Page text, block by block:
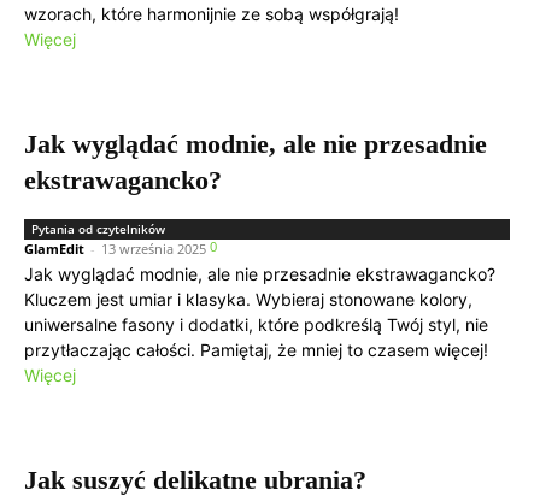
wzorach, które harmonijnie ze sobą współgrają!
Więcej
Jak wyglądać modnie, ale nie przesadnie
ekstrawagancko?
Pytania od czytelników
GlamEdit - 13 września 2025 0
Jak wyglądać modnie, ale nie przesadnie ekstrawagancko?
Kluczem jest umiar i klasyka. Wybieraj stonowane kolory,
uniwersalne fasony i dodatki, które podkreślą Twój styl, nie
przytłaczając całości. Pamiętaj, że mniej to czasem więcej!
Więcej
Jak suszyć delikatne ubrania?